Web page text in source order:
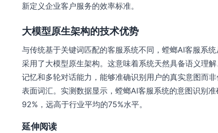
新定义企业客户服务的效率标准。
大模型原生架构的技术优势
与传统基于关键词匹配的客服系统不同，螳螂AI客服系
采用了大模型原生架构。这意味着系统天然具备语义理
记忆和多轮对话能力，能够准确识别用户的真实意图而
表面词汇。实测数据显示，螳螂AI客服系统的意图识别
92%，远高于行业平均的75%水平。
延伸阅读